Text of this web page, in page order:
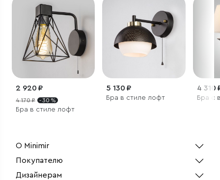
2 920 ₽
4 170 ₽ - 30 %
Бра в стиле лофт
5 130 ₽
Бра в стиле лофт
4 310
Бра с
О Minimir
Покупателю
Дизайнерам